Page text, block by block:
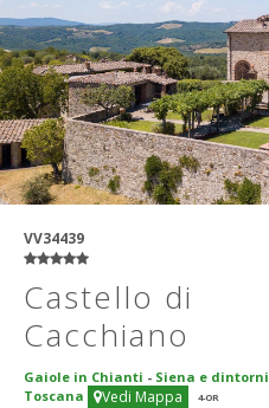
VV34439
Castello di
Cacchiano
Gaiole in Chianti - Siena e dintorni
Toscana
Vedi Mappa 4-OR